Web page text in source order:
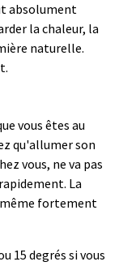
absolument
la chaleur, la
naturelle.
vous êtes au
qu'allumer son
vous, ne va pas
La
fortement
15 degrés si vous